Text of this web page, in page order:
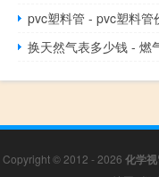
pvc塑料管 - pvc塑料管
换天然气表多少钱 - 燃
Copyright © 2012 - 2026 化学